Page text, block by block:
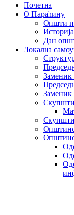
Почетна
О Параћину
Општи
Дан
Локална
Заменик
Заменик